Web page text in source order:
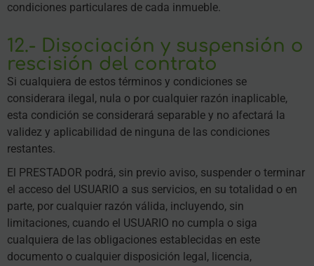
condiciones particulares de cada inmueble.
12.- Disociación y suspensión o
rescisión del contrato
Si cualquiera de estos términos y condiciones se
considerara ilegal, nula o por cualquier razón inaplicable,
esta condición se considerará separable y no afectará la
validez y aplicabilidad de ninguna de las condiciones
restantes.
El PRESTADOR podrá, sin previo aviso, suspender o terminar
el acceso del USUARIO a sus servicios, en su totalidad o en
parte, por cualquier razón válida, incluyendo, sin
limitaciones, cuando el USUARIO no cumpla o siga
cualquiera de las obligaciones establecidas en este
documento o cualquier disposición legal, licencia,